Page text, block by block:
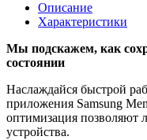
Описание
Характеристики
Мы подскажем, как
состоянии
Наслаждайся быстрой
приложения Samsung
оптимизация позволяют
устройства.